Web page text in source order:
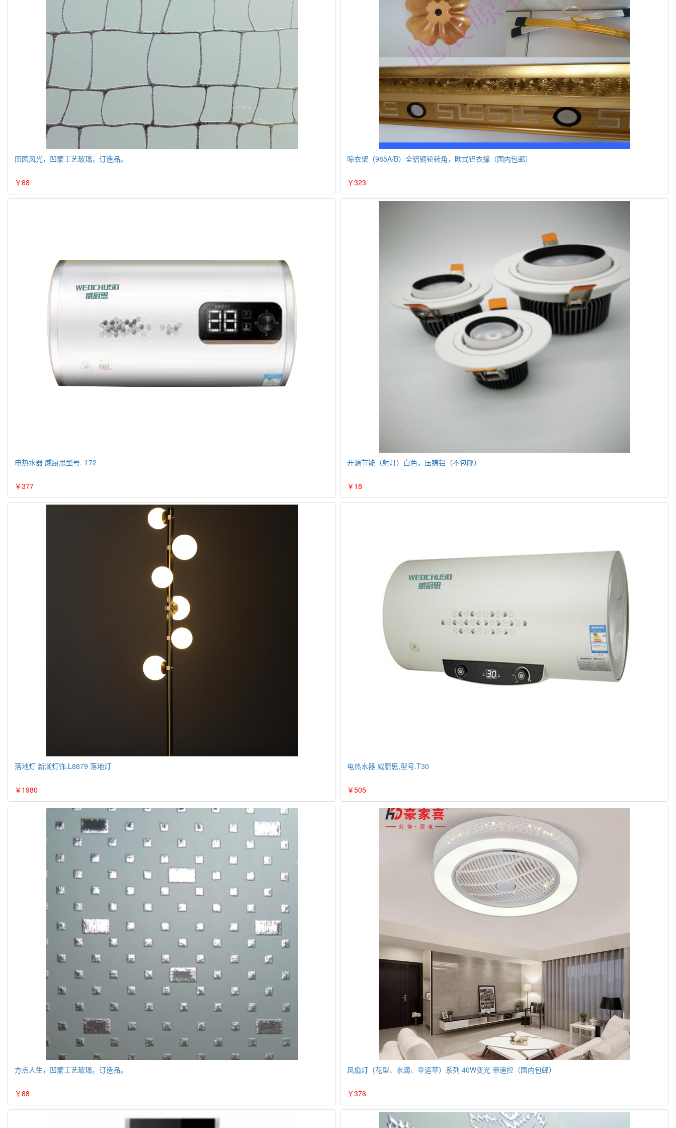
田园风光，凹蒙工艺玻璃，订造品。
￥88
晾衣架（985A/B）全铝铜轮转角，欧式铝衣撑（国内包邮）
￥323
电热水器 威厨思型号. T72
￥377
开源节能（射灯）白色，压铸铝（不包邮）
￥18
落地灯 新潮灯饰,L8879 落地灯
￥1980
电热水器 威厨思,型号.T30
￥505
方点人生，凹蒙工艺玻璃，订造品。
￥88
风扇灯（花型、水滴、幸运草）系列 40W变光 带遥控（国内包邮）
￥376